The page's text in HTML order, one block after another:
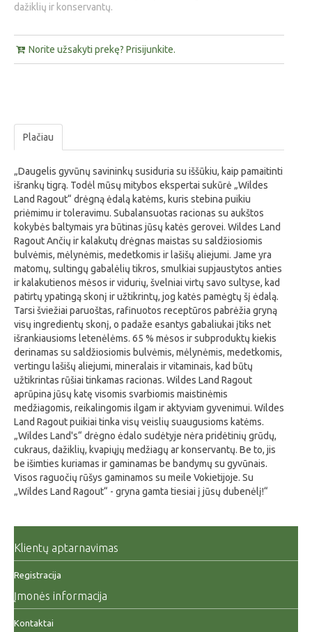
dažiklių ir konservantų.
Norite užsakyti prekę? Prisijunkite.
Plačiau
„Daugelis gyvūnų savininkų susiduria su iššūkiu, kaip pamaitinti
išrankų tigrą. Todėl mūsų mitybos ekspertai sukūrė „Wildes
Land Ragout“ drėgną ėdalą katėms, kuris stebina puikiu
priėmimu ir toleravimu. Subalansuotas racionas su aukštos
kokybės baltymais yra būtinas jūsų katės gerovei. Wildes Land
Ragout Ančių ir kalakutų drėgnas maistas su saldžiosiomis
bulvėmis, mėlynėmis, medetkomis ir lašišų aliejumi. Jame yra
matomų, sultingų gabalėlių tikros, smulkiai supjaustytos anties
ir kalakutienos mėsos ir vidurių, švelniai virtų savo sultyse, kad
patirtų ypatingą skonį ir užtikrintų, jog katės pamėgtų šį ėdalą.
Tarsi šviežiai paruoštas, rafinuotos receptūros pabrėžia gryną
visų ingredientų skonį, o padaže esantys gabaliukai įtiks net
išrankiausioms letenėlėms. 65 % mėsos ir subproduktų kiekis
derinamas su saldžiosiomis bulvėmis, mėlynėmis, medetkomis,
vertingu lašišų aliejumi, mineralais ir vitaminais, kad būtų
užtikrintas rūšiai tinkamas racionas. Wildes Land Ragout
aprūpina jūsų katę visomis svarbiomis maistinėmis
medžiagomis, reikalingomis ilgam ir aktyviam gyvenimui. Wildes
Land Ragout puikiai tinka visų veislių suaugusioms katėms.
„Wildes Land's“ drėgno ėdalo sudėtyje nėra pridėtinių grūdų,
cukraus, dažiklių, kvapiųjų medžiagų ar konservantų. Be to, jis
be išimties kuriamas ir gaminamas be bandymų su gyvūnais.
Visos raguočių rūšys gaminamos su meile Vokietijoje. Su
„Wildes Land Ragout“ - gryna gamta tiesiai į jūsų dubenėlį!“
Klientų aptarnavimas
Registracija
Įmonės informacija
Kontaktai